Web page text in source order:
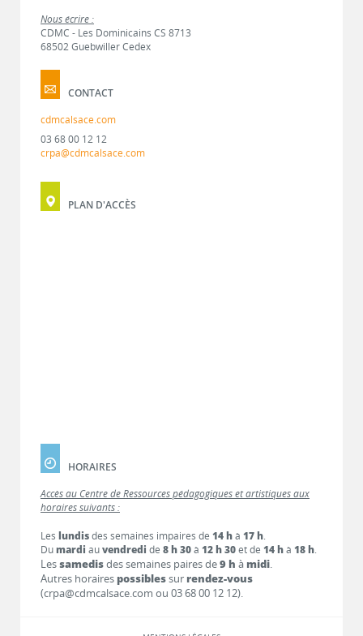
Nous écrire :
CDMC - Les Dominicains CS 8713
68502 Guebwiller Cedex
CONTACT
cdmcalsace.com
03 68 00 12 12
crpa@cdmcalsace.com
PLAN D'ACCÈS
HORAIRES
Accès au Centre de Ressources pédagogiques et artistiques aux
horaires suivants :
Les lundisdes semaines impaires de 14 hà 17 h.
Dumardi auvendredi de 8 h 30à 12 h 30et de 14 hà 18 h.
Lessamedisdes semaines paires de9 h à midi.
Autres horaires possiblessur rendez-vous
(crpa@cdmcalsace.com ou 03 68 00 12 12).